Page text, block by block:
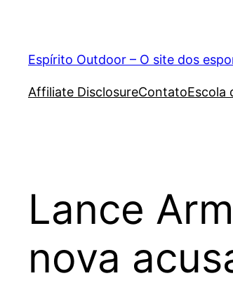
Espírito Outdoor – O site dos
Affiliate DisclosureContatoEscola
Lance
nova